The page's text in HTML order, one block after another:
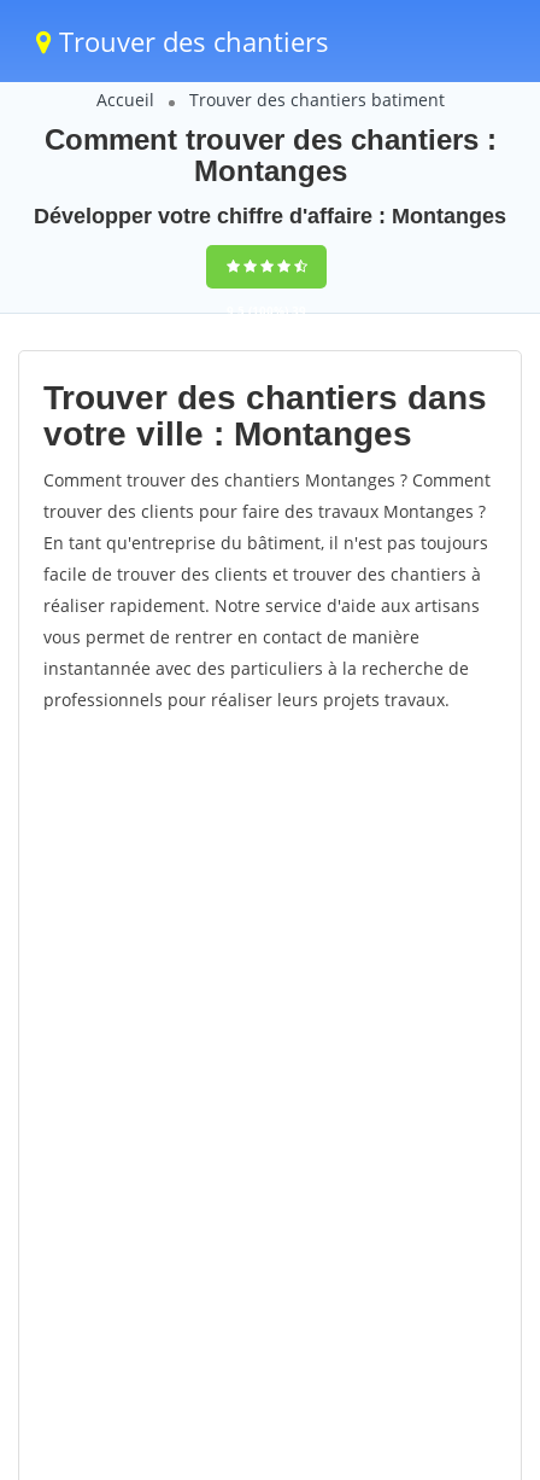
Trouver des chantiers
Accueil Trouver des chantiers batiment
Comment trouver des chantiers :
Montanges
Développer votre chiffre d'affaire : Montanges
9,5(100%)39
votes
Trouver des chantiers dans
votre ville : Montanges
Comment trouver des chantiers Montanges ? Comment
trouver des clients pour faire des travaux Montanges ?
En tant qu'entreprise du bâtiment, il n'est pas toujours
facile de trouver des clients et trouver des chantiers à
réaliser rapidement. Notre service d'aide aux artisans
vous permet de rentrer en contact de manière
instantannée avec des particuliers à la recherche de
professionnels pour réaliser leurs projets travaux.